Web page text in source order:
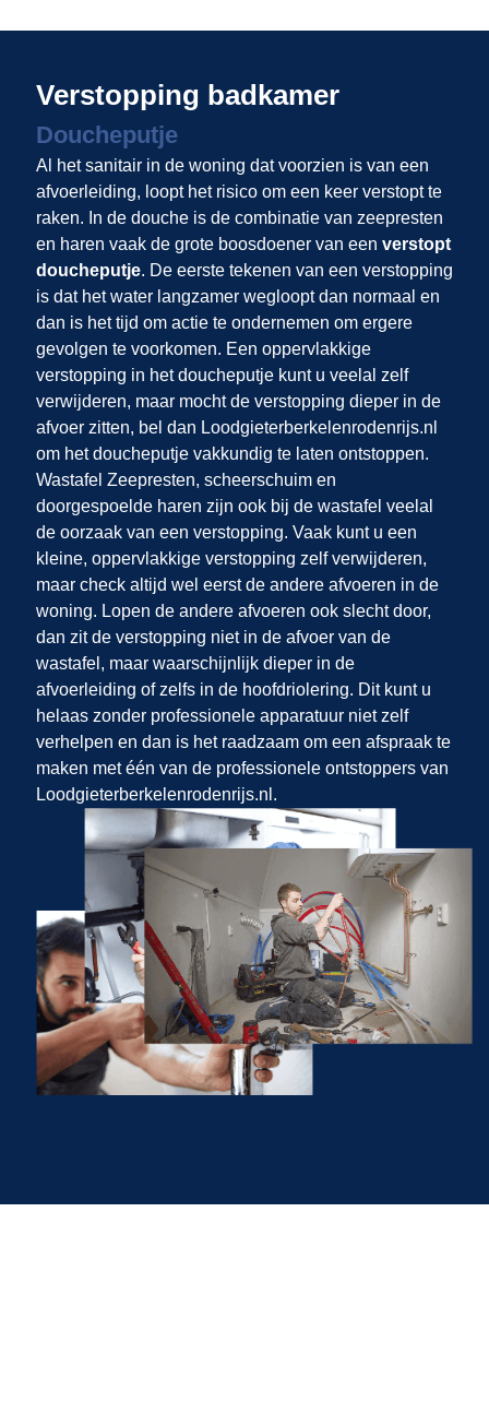
Verstopping badkamer
Doucheputje
Al het sanitair in de woning dat voorzien is van een
afvoerleiding, loopt het risico om een keer verstopt te
raken. In de douche is de combinatie van zeepresten
en haren vaak de grote boosdoener van een verstopt
doucheputje. De eerste tekenen van een verstopping
is dat het water langzamer wegloopt dan normaal en
dan is het tijd om actie te ondernemen om ergere
gevolgen te voorkomen. Een oppervlakkige
verstopping in het doucheputje kunt u veelal zelf
verwijderen, maar mocht de verstopping dieper in de
afvoer zitten, bel dan Loodgieterberkelenrodenrijs.nl
om het doucheputje vakkundig te laten ontstoppen.
Wastafel Zeepresten, scheerschuim en
doorgespoelde haren zijn ook bij de wastafel veelal
de oorzaak van een verstopping. Vaak kunt u een
kleine, oppervlakkige verstopping zelf verwijderen,
maar check altijd wel eerst de andere afvoeren in de
woning. Lopen de andere afvoeren ook slecht door,
dan zit de verstopping niet in de afvoer van de
wastafel, maar waarschijnlijk dieper in de
afvoerleiding of zelfs in de hoofdriolering. Dit kunt u
helaas zonder professionele apparatuur niet zelf
verhelpen en dan is het raadzaam om een afspraak te
maken met één van de professionele ontstoppers van
Loodgieterberkelenrodenrijs.nl.